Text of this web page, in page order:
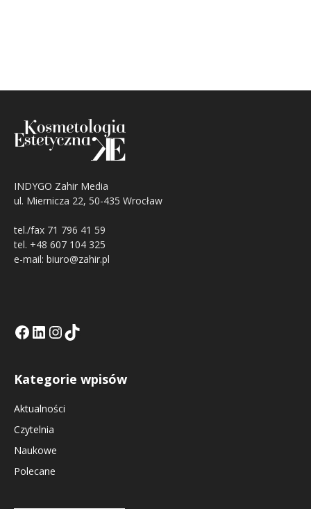
INDYGO Zahir Media
ul. Miernicza 22, 50-435 Wrocław
tel./fax 71 796 41 59
tel. +48 607 104 325
e-mail: biuro@zahir.pl
Facebook
LinkedIn
Tik Tok KEInstagramm KE
Kategorie wpisów
Aktualności
Czytelnia
Naukowe
Polecane